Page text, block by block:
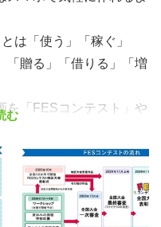
は「使う」「稼ぐ」
「贈る」「借りる」「増
「FESコンテスト」や
、小学生向け教材として
されています。
した方には「証明書」を
参加だけでは発行はでき
む